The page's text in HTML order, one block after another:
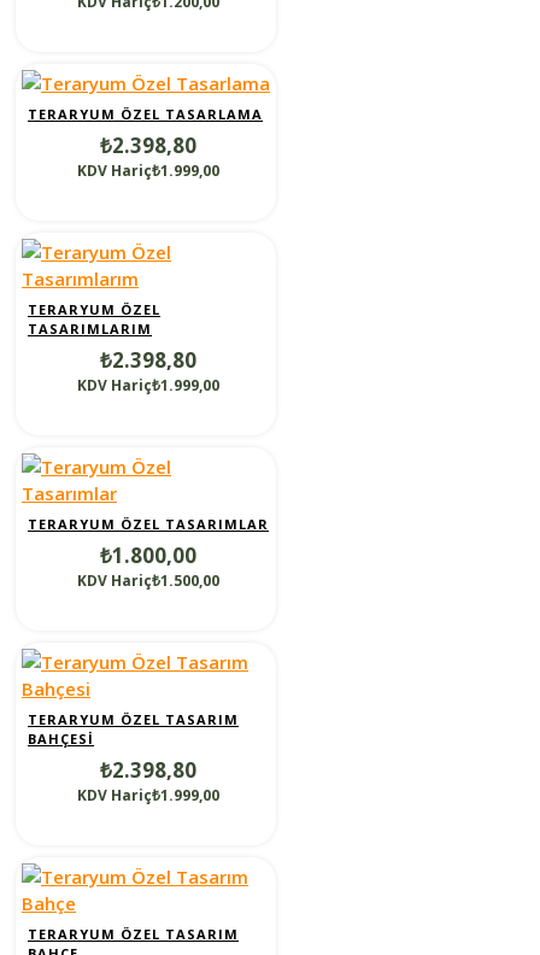
TERARYUM ÖZEL TASARLAMA
₺2.398,80
KDV Hariç₺1.999,00
TERARYUM ÖZEL
TASARIMLARIM
₺2.398,80
KDV Hariç₺1.999,00
TERARYUM ÖZEL TASARIMLAR
₺1.800,00
KDV Hariç₺1.500,00
TERARYUM ÖZEL TASARIM
BAHÇESI
₺2.398,80
KDV Hariç₺1.999,00
TERARYUM ÖZEL TASARIM